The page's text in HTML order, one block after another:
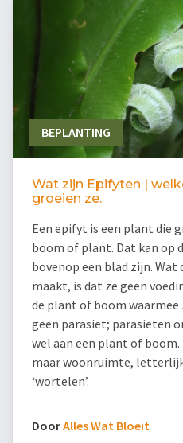
BEPLANTING
Wat zijn Epifyten |
groeien ze.
Een epifyt is een plant die
boom of plant. Dat kan op
bovenop een blad zijn.
maakt, is dat ze geen
de plant of boom waarmee
geen parasiet; parasieten
wel aan een plant of
maar woonruimte,
‘wortelen’.
DoorAlles Wat Bloeit